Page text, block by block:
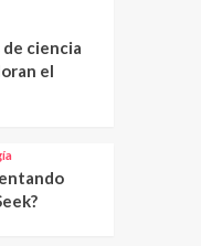
ciencia
el